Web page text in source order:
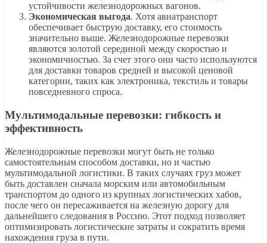
устойчивости железнодорожных вагонов.
Экономическая выгода. Хотя авиатранспорт
обеспечивает быструю доставку, его стоимость
значительно выше. Железнодорожные перевозки
являются золотой серединой между скоростью и
экономичностью. За счет этого они часто используются
для доставки товаров средней и высокой ценовой
категории, таких как электроника, текстиль и товары
повседневного спроса.
Мультимодальные перевозки: гибкость и
эффективность
Железнодорожные перевозки могут быть не только
самостоятельным способом доставки, но и частью
мультимодальной логистики. В таких случаях груз может
быть доставлен сначала морским или автомобильным
транспортом до одного из крупных логистических хабов,
после чего он пересаживается на железную дорогу для
дальнейшего следования в Россию. Этот подход позволяет
оптимизировать логистические затраты и сократить время
нахождения груза в пути.